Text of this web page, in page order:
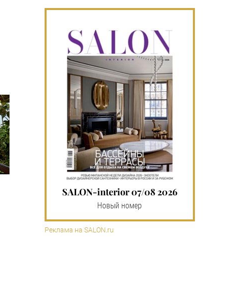
SALON-interior 07/08 2026
Новый номер
Реклама на SALON.ru